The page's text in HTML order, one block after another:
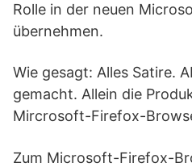
Rolle in der neuen
übernehmen.
Wie gesagt: Alles Satire.
gemacht. Allein die
Mircrosoft-Firefox-
Zum Microsoft-Firefox-